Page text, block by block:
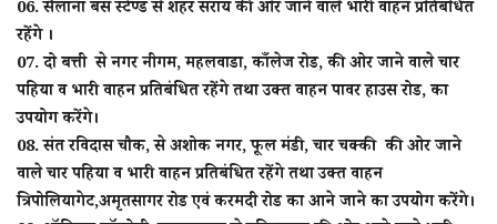
06. सैलाना बस स्टेण्ड से शहर सराय की ओर जाने वाले भारी वाहन प्रतिबंधित
रहेंगे ।
07. दो बत्ती से नगर नीगम, महलवाडा, काँलेज रोड, की ओर जाने वाले चार
पहिया व भारी वाहन प्रतिबंधित रहेंगे तथा उक्त वाहन पावर हाउस रोड, का
उपयोग करेंगे।
08. संत रविदास चौक, से अशोक नगर, फूल मंडी, चार चक्की की ओर जाने
वाले चार पहिया व भारी वाहन प्रतिबंधित रहेंगे तथा उक्त वाहन
त्रिपोलियागेट,अमृतसागर रोड एवं करमदी रोड का आने जाने का उपयोग करेंगे।